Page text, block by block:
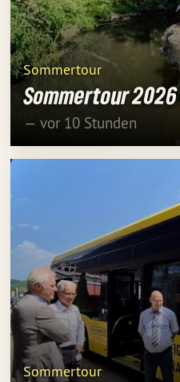
Sommertour
Sommertour 2026
— vor 10 Stunden
Sommertour